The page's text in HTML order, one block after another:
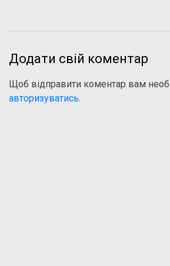
Додати свій коментар
Щоб відправити коментар вам
авторизуватись.